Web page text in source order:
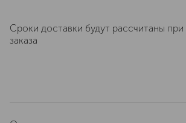
Сроки доставки будут рассчитаны
заказа